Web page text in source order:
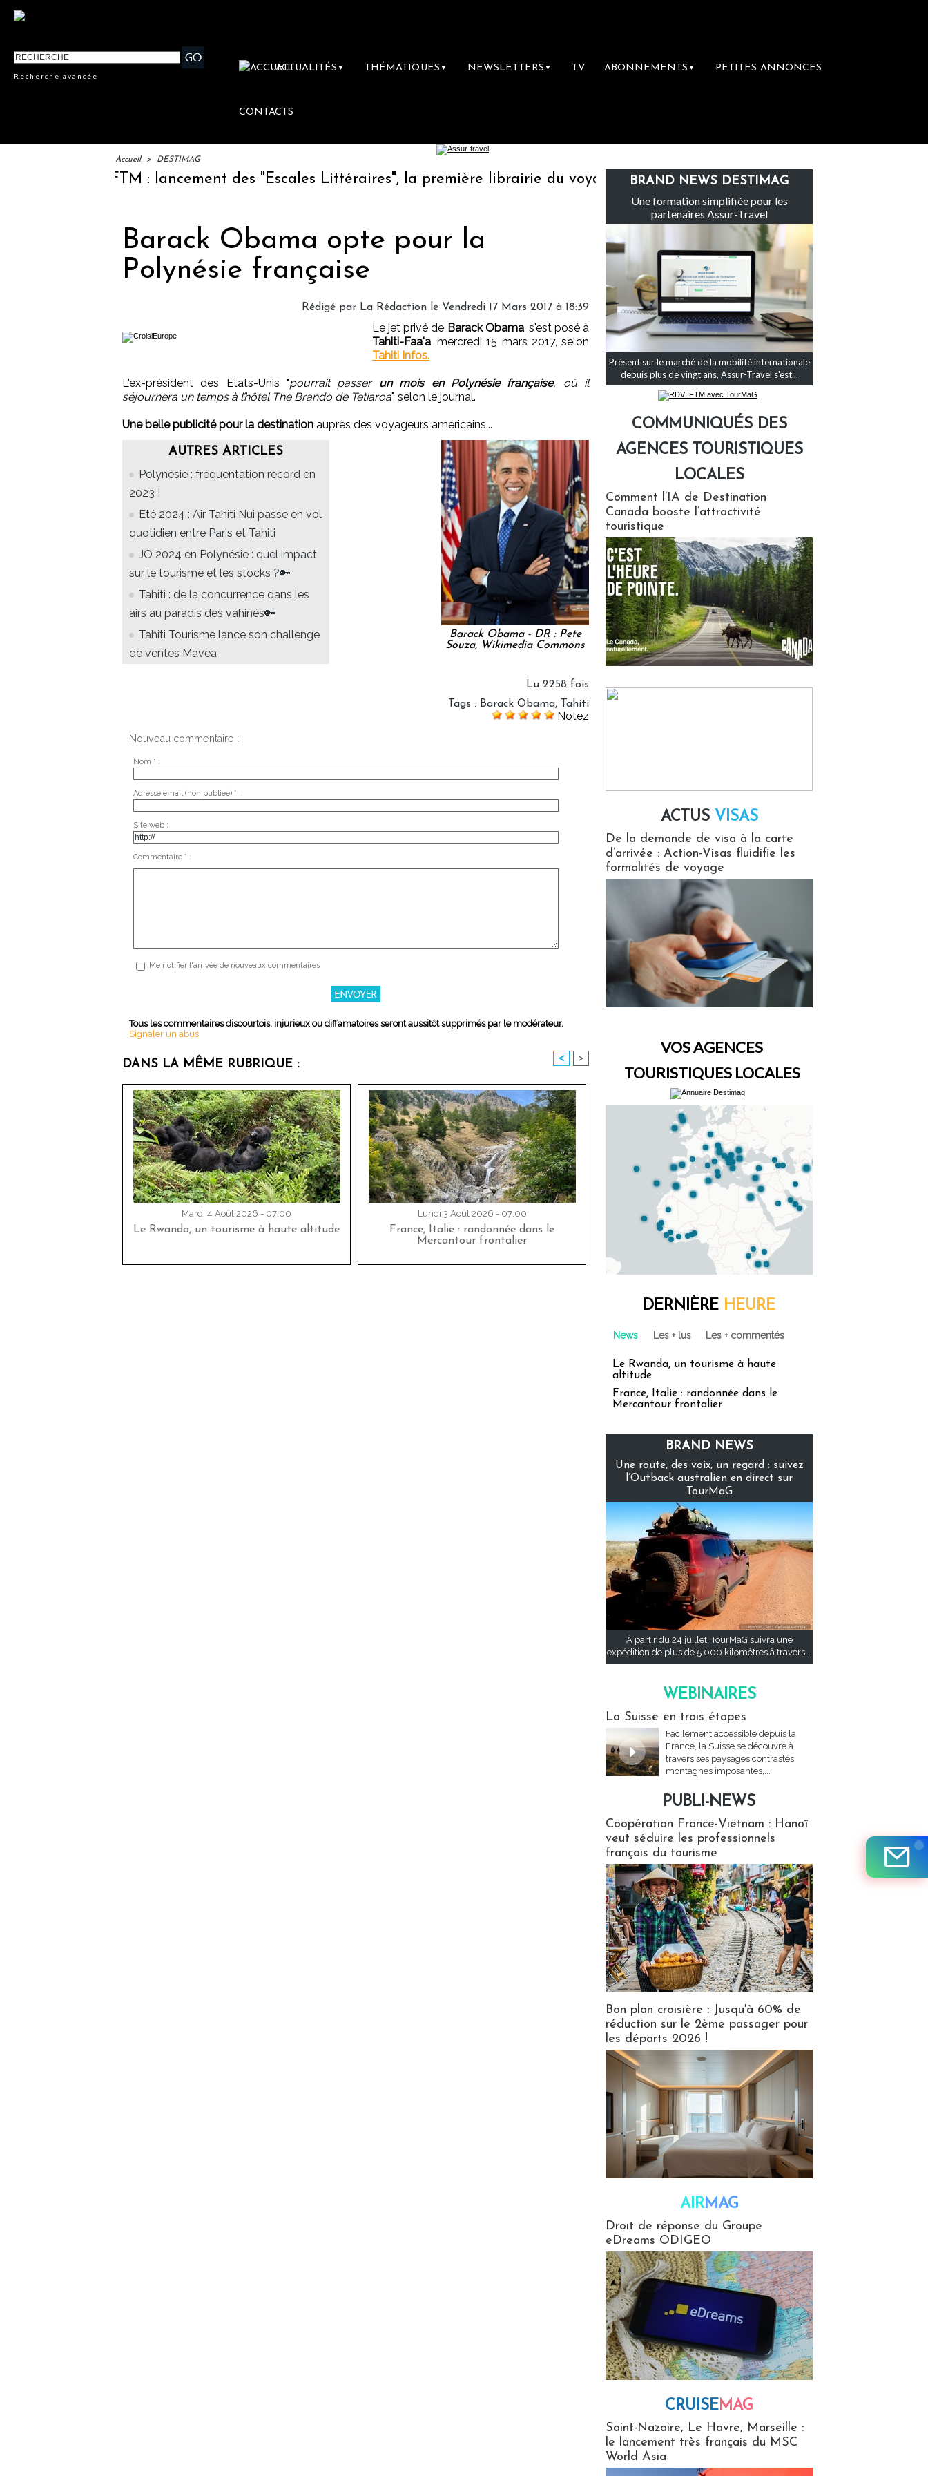
Recherche avancée
ACTUALITÉS ▼ THÉMATIQUES ▼ NEWSLETTERS ▼ TV ABONNEMENTS ▼ PETITES ANNONCES
CONTACTS
Accueil > DESTIMAG
IFTM : lancement des "Escales Littéraires", la première librairie du voyage Le groupe Sainte-Claire rachète Eden Tour
Barack Obama opte pour la
Polynésie française
Rédigé par La Rédaction le Vendredi 17 Mars 2017 à 18:39
Le jet privé de Barack Obama, s'est posé à
Tahiti-Faa'a, mercredi 15 mars 2017, selon
Tahiti Infos.
L'ex-président des Etats-Unis "pourrait passer un mois en Polynésie française, où il
séjournera un temps à l’hôtel The Brando de Tetiaroa", selon le journal.
Une belle publicité pour la destination auprès des voyageurs américains...
AUTRES ARTICLES
Polynésie : fréquentation record en
2023 !
Eté 2024 : Air Tahiti Nui passe en vol
quotidien entre Paris et Tahiti
JO 2024 en Polynésie : quel impact
sur le tourisme et les stocks ?🔑
Tahiti : de la concurrence dans les
airs au paradis des vahinés🔑
Tahiti Tourisme lance son challenge
de ventes Mavea
Barack Obama - DR : Pete
Souza, Wikimedia Commons
Lu 2258 fois
Tags : Barack Obama, Tahiti
Notez
Nouveau commentaire :
Nom * :
Adresse email (non publiée) * :
Site web :
Commentaire * :
Me notifier l'arrivée de nouveaux commentaires
Tous les commentaires discourtois, injurieux ou diffamatoires seront aussitôt supprimés par le modérateur.
Signaler un abus
DANS LA MÊME RUBRIQUE : < >
Mardi 4 Août 2026 - 07:00
Le Rwanda, un tourisme à haute altitude
Lundi 3 Août 2026 - 07:00
France, Italie : randonnée dans le
Mercantour frontalier
BRAND NEWS DESTIMAG
Une formation simplifiée pour les
partenaires Assur-Travel
Présent sur le marché de la mobilité internationale
depuis plus de vingt ans, Assur-Travel s'est...
COMMUNIQUÉS DES
AGENCES TOURISTIQUES
LOCALES
Comment l’IA de Destination
Canada booste l’attractivité
touristique
ACTUS VISAS
De la demande de visa à la carte
d’arrivée : Action-Visas fluidifie les
formalités de voyage
VOS AGENCES
TOURISTIQUES LOCALES
DERNIÈRE HEURE
News Les + lus Les + commentés
Le Rwanda, un tourisme à haute
altitude
France, Italie : randonnée dans le
Mercantour frontalier
BRAND NEWS
Une route, des voix, un regard : suivez
l’Outback australien en direct sur
TourMaG
À partir du 24 juillet, TourMaG suivra une
expédition de plus de 5 000 kilomètres à travers...
WEBINAIRES
La Suisse en trois étapes
Facilement accessible depuis la
France, la Suisse se découvre à
travers ses paysages contrastés,
montagnes imposantes,...
PUBLI-NEWS
Coopération France-Vietnam : Hanoï
veut séduire les professionnels
français du tourisme
Bon plan croisière : Jusqu'à 60% de
réduction sur le 2ème passager pour
les départs 2026 !
AIRMAG
Droit de réponse du Groupe
eDreams ODIGEO
CRUISEMAG
Saint-Nazaire, Le Havre, Marseille :
le lancement très français du MSC
World Asia